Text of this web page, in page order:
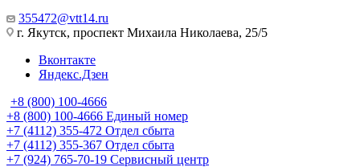
355472@vtt14.ru
г. Якутск, проспект Михаила Николаева, 25/5
Вконтакте
Яндекс.Дзен
+8 (800) 100-4666
+8 (800) 100-4666 Единый номер
+7 (4112) 355-472 Отдел сбыта
+7 (4112) 355-367 Отдел сбыта
+7 (924) 765-70-19 Сервисный центр